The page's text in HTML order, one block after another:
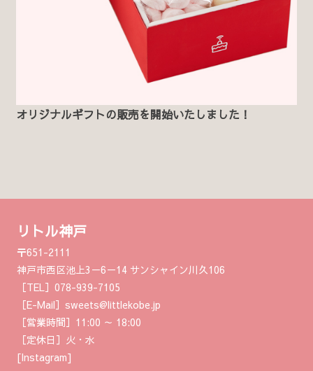
オリジナルギフトの販売を開始いたしました！
リトル神戸
〒651-2111
神戸市西区池上3－6－14 サンシャイン川久106
［TEL］078-939-7105
［E-Mail］sweets@littlekobe.jp
［営業時間］11:00 ～ 18:00
［定休日］火・水
[Instagram]